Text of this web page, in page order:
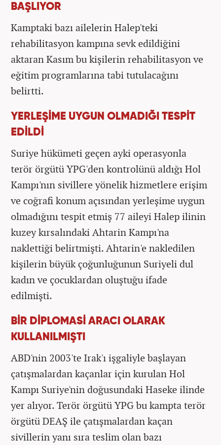
BAŞLIYOR
Kamptaki bazı ailelerin Halep'teki
rehabilitasyon kampına sevk edildiğini
aktaran Kasım bu kişilerin rehabilitasyon ve
eğitim programlarına tabi tutulacağını
belirtti.
YERLEŞİME UYGUN OLMADIĞI TESPİT
EDİLDİ
Suriye hükümeti geçen ayki operasyonla
terör örgütü YPG'den kontrolünü aldığı Hol
Kampı'nın sivillere yönelik hizmetlere erişim
ve coğrafi konum açısından yerleşime uygun
olmadığını tespit etmiş 77 aileyi Halep ilinin
kuzey kırsalındaki Ahtarin Kampı'na
naklettiği belirtmişti. Ahtarin'e nakledilen
kişilerin büyük çoğunluğunun Suriyeli dul
kadın ve çocuklardan oluştuğu ifade
edilmişti.
BİR DİPLOMASİ ARACI OLARAK
KULLANILMIŞTI
ABD'nin 2003'te Irak'ı işgaliyle başlayan
çatışmalardan kaçanlar için kurulan Hol
Kampı Suriye'nin doğusundaki Haseke ilinde
yer alıyor. Terör örgütü YPG bu kampta terör
örgütü DEAŞ ile çatışmalardan kaçan
sivillerin yanı sıra teslim olan bazı